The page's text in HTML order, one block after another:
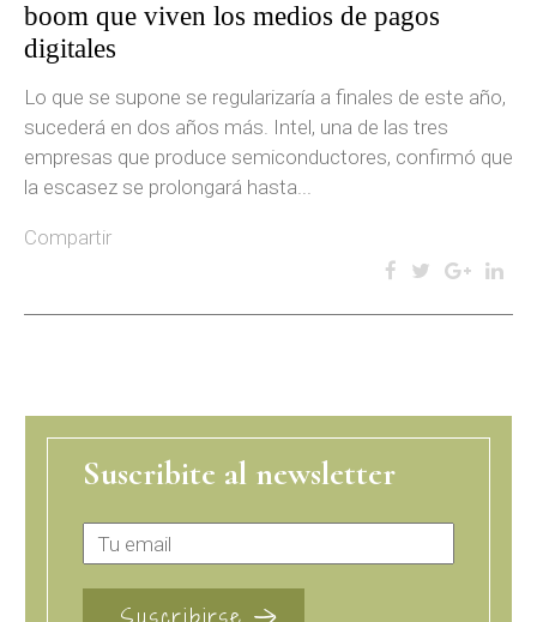
boom que viven los medios de pagos
digitales
Lo que se supone se regularizaría a finales de este año,
sucederá en dos años más. Intel, una de las tres
empresas que produce semiconductores, confirmó que
la escasez se prolongará hasta...
Compartir
Suscribite al newsletter